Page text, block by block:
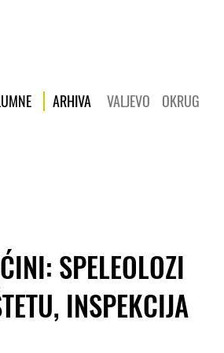
ARHIVA VALJEVO OKRUG
SPELEOLOZI
INSPEKCIJA